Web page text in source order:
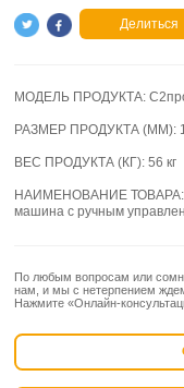
Делиться
МОДЕЛЬ ПРОДУКТА:
РАЗМЕР ПРОДУКТА (ММ):
ВЕС ПРОДУКТА (КГ):56 кг
НАИМЕНОВАНИЕ
машина с ручным
По любым вопросам или
нам, и мы с нетерпением
Нажмите «Онлайн-